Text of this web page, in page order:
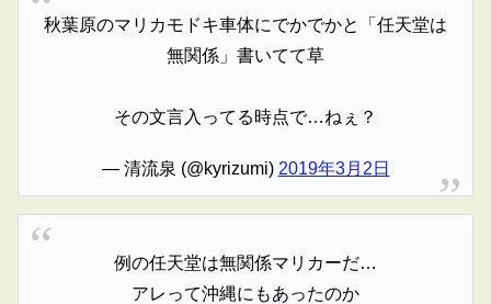
秋葉原のマリカモドキ車体にでかでかと「任天堂は
無関係」書いてて草
その文言入ってる時点で…ねぇ？
— 清流泉 (@kyrizumi) 2019年3月2日
例の任天堂は無関係マリカーだ…
アレって沖縄にもあったのか